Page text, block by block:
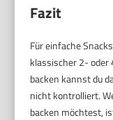
Fazit
Für einfache
klassischer 2- oder
backen kannst du
nicht kontrolliert.
backen möchtest,